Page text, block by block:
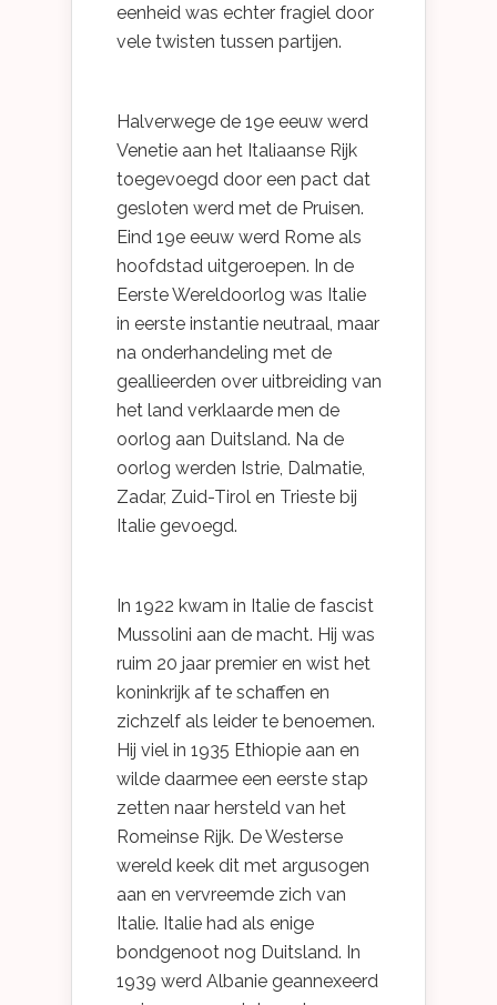
eenheid was echter fragiel door
vele twisten tussen partijen.
Halverwege de 19e eeuw werd
Venetie aan het Italiaanse Rijk
toegevoegd door een pact dat
gesloten werd met de Pruisen.
Eind 19e eeuw werd Rome als
hoofdstad uitgeroepen. In de
Eerste Wereldoorlog was Italie
in eerste instantie neutraal, maar
na onderhandeling met de
geallieerden over uitbreiding van
het land verklaarde men de
oorlog aan Duitsland. Na de
oorlog werden Istrie, Dalmatie,
Zadar, Zuid-Tirol en Trieste bij
Italie gevoegd.
In 1922 kwam in Italie de fascist
Mussolini aan de macht. Hij was
ruim 20 jaar premier en wist het
koninkrijk af te schaffen en
zichzelf als leider te benoemen.
Hij viel in 1935 Ethiopie aan en
wilde daarmee een eerste stap
zetten naar hersteld van het
Romeinse Rijk. De Westerse
wereld keek dit met argusogen
aan en vervreemde zich van
Italie. Italie had als enige
bondgenoot nog Duitsland. In
1939 werd Albanie geannexeerd